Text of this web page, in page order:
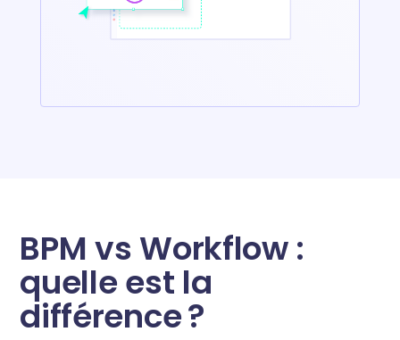
BPM vs Workflow :
quelle est la
différence ?